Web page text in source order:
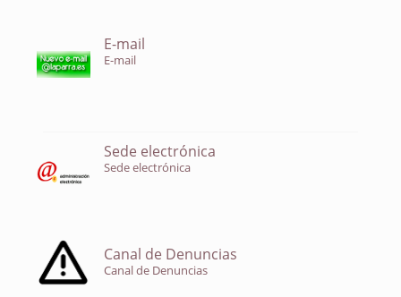
E-mail
E-mail
Sede electrónica
Sede electrónica
Canal de Denuncias
Canal de Denuncias